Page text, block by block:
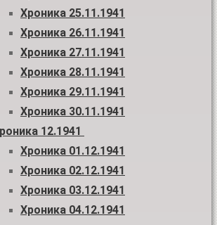
Хроника 25.11.1941
Хроника 26.11.1941
Хроника 27.11.1941
Хроника 28.11.1941
Хроника 29.11.1941
Хроника 30.11.1941
12.1941
Хроника 01.12.1941
Хроника 02.12.1941
Хроника 03.12.1941
Хроника 04.12.1941